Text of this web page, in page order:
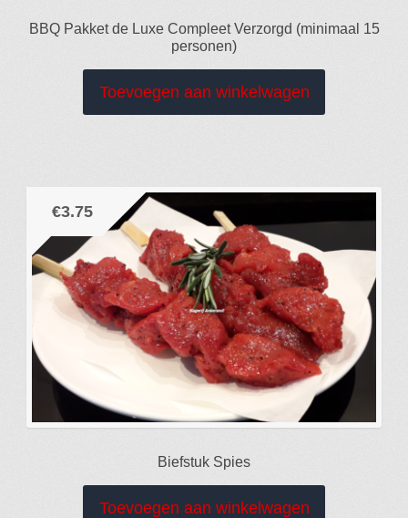
BBQ Pakket de Luxe Compleet Verzorgd (minimaal 15
personen)
Toevoegen aan winkelwagen
Biefstuk Spies
€3.75
Toevoegen aan winkelwagen